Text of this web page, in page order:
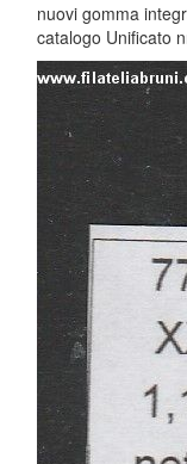
nuovi gomma
catalogo Unificato